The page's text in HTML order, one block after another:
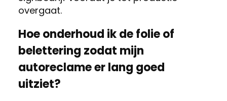
overgaat.
Hoe onderhoud ik de folie of
belettering zodat mijn
autoreclame er lang goed
uitziet?